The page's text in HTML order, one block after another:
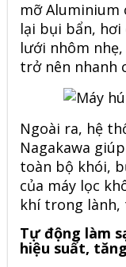
mỡ Aluminium
lại bụi bẩn, hơi
lưới nhôm
trở nên nhanh
Ngoài ra, hệ
Nagakawa
toàn bộ khói,
của máy lọc
khí trong lành,
Tự động làm
hiệu suất,